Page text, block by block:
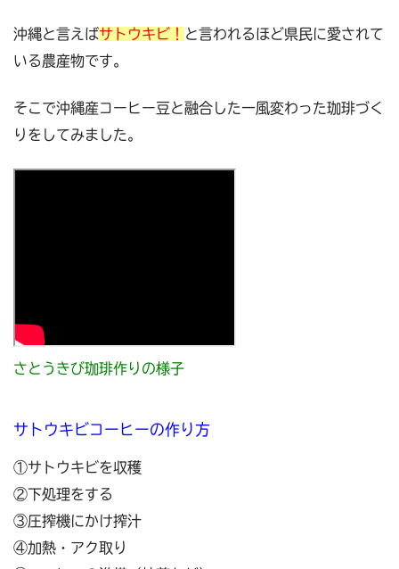
沖縄と言えばサトウキビ！ と言われるほど県民に愛されて
いる農産物です。
そこで沖縄産コーヒー豆と融合した一風変わった珈琲づく
りをしてみました。
さとうきび珈琲作りの様子
サトウキビコーヒーの作り方
①サトウキビを収穫
②下処理をする
③圧搾機にかけ搾汁
④加熱・アク取り